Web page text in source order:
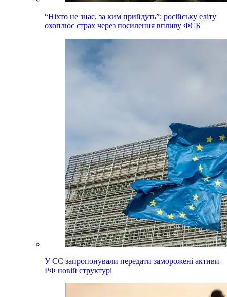
“Ніхто не знає, за ким прийдуть”: російську еліту
охоплює страх через посилення впливу ФСБ
У ЄС запропонували передати заморожені активи
РФ новій структурі